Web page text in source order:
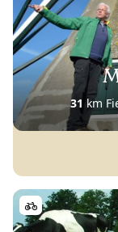
31 km